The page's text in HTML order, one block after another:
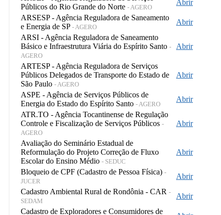
Públicos do Rio Grande do Norte - AGERO
Abrir
ARSESP - Agência Reguladora de Saneamento
e Energia de SP - AGERO
Abrir
ARSI - Agência Reguladora de Saneamento
Básico e Infraestrutura Viária do Espírito Santo -
AGERO
Abrir
ARTESP - Agência Reguladora de Serviços
Públicos Delegados de Transporte do Estado de
São Paulo - AGERO
Abrir
ASPE - Agência de Serviços Públicos de
Energia do Estado do Espírito Santo - AGERO
Abrir
ATR.TO - Agência Tocantinense de Regulação
Controle e Fiscalização de Serviços Públicos -
AGERO
Abrir
Avaliação do Seminário Estadual de
Reformulação do Projeto Correção de Fluxo
Escolar do Ensino Médio - SEDUC
Abrir
Bloqueio de CPF (Cadastro de Pessoa Física) -
JUCER
Abrir
Cadastro Ambiental Rural de Rondônia - CAR -
SEDAM
Abrir
Cadastro de Exploradores e Consumidores de